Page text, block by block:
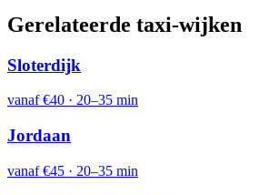
Gerelateerde taxi-wijken
Sloterdijk
vanaf€40 · 20–35 min
Jordaan
vanaf€45 · 20–35 min